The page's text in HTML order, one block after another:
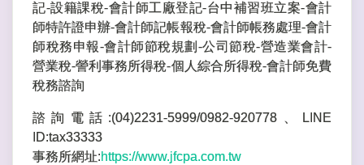
記-設籍課稅-會計師工廠登記-台中補習班立案-會計
師特許證申辦-會計師記帳報稅-會計師帳務處理-會計
師稅務申報-會計師節稅規劃-公司節稅-營造業會計-
營業稅-謍利事務所得稅-個人綜合所得稅-會計師免費
稅務諮詢
諮詢電話:(04)2231-5999/0982-920778、LINE
ID:tax33333
事務所網址:https://www.jfcpa.com.tw